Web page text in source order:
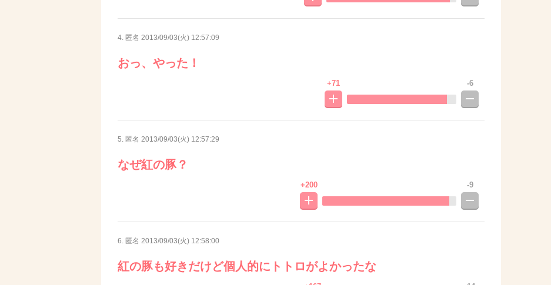
4. 匿名 2013/09/03(火) 12:57:09
おっ、やった！
+71 -6
5. 匿名 2013/09/03(火) 12:57:29
なぜ紅の豚？
+200 -9
6. 匿名 2013/09/03(火) 12:58:00
紅の豚も好きだけど個人的にトトロがよかったな